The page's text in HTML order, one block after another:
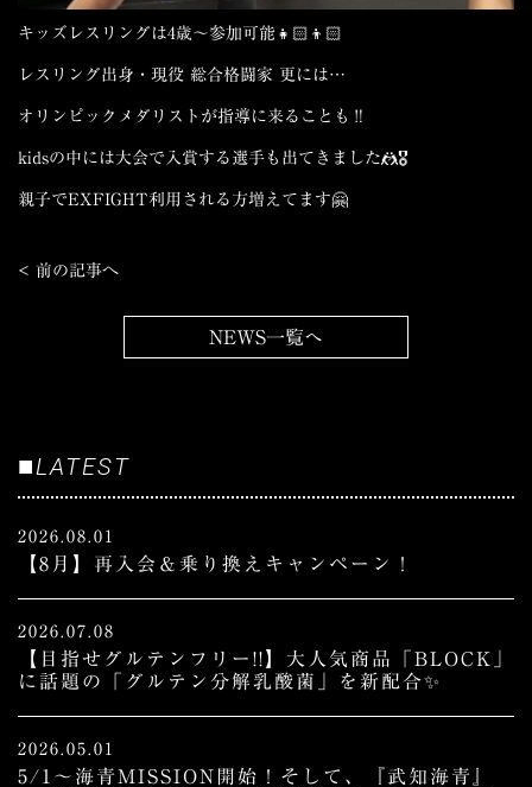
キッズレスリングは4歳〜参加可能👧🏻👦🏻
レスリング出身・現役 総合格闘家 更には…
オリンピックメダリストが指導に来ることも‼️
kidsの中には大会で入賞する選手も出てきました🤼🎖️
親子でEXFIGHT利用される方増えてます🤗
< 前の記事へ
NEWS一覧へ
■LATEST
2026.08.01
【8月】再入会＆乗り換えキャンペーン！
2026.07.08
【目指せグルテンフリー!!】大人気商品「BLOCK」
に話題の「グルテン分解乳酸菌」を新配合✨
2026.05.01
5/1～海青MISSION開始！そして、『武知海青』